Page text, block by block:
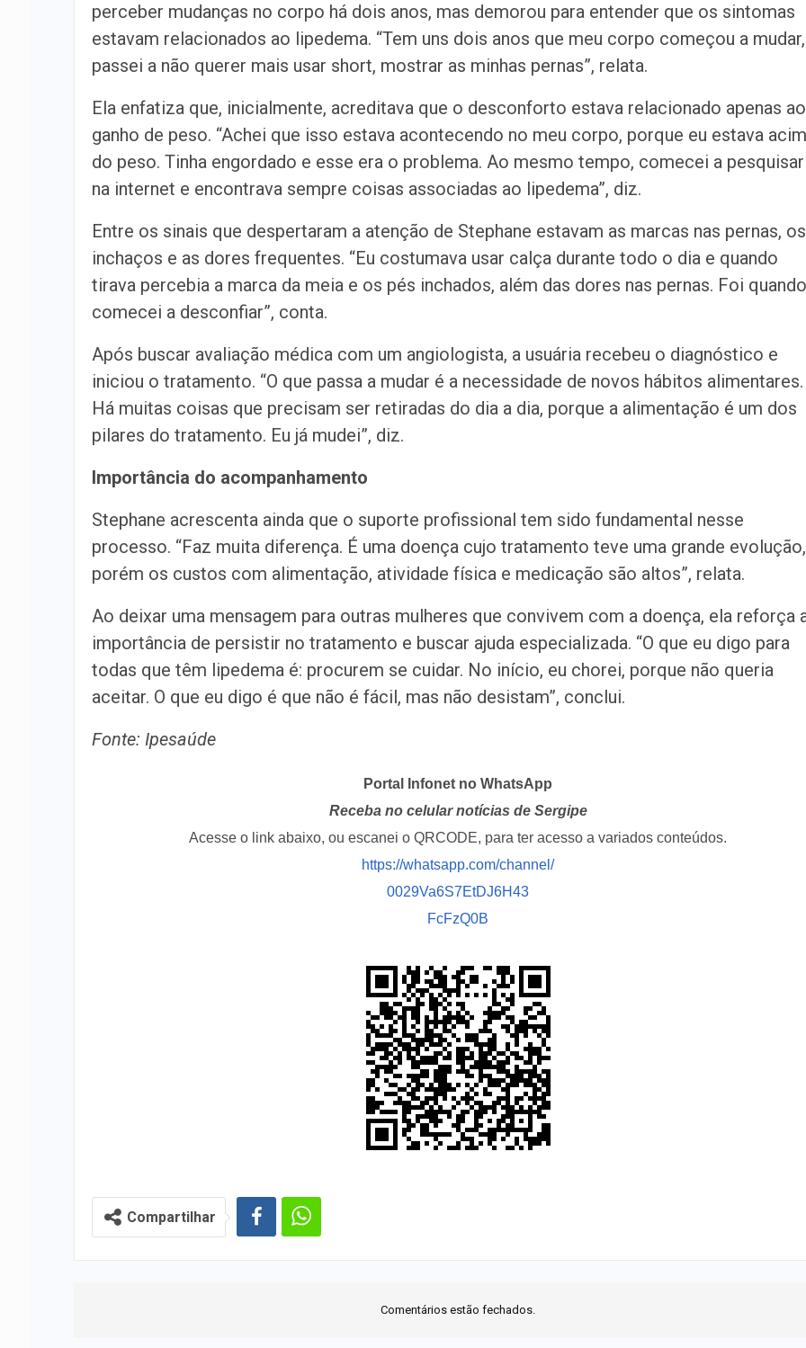
perceber mudanças no corpo há dois anos, mas demorou para entender que os sintomas
estavam relacionados ao lipedema. “Tem uns dois anos que meu corpo começou a
passei a não querer mais usar short, mostrar as minhas pernas”, relata.
Ela enfatiza que, inicialmente, acreditava que o desconforto estava relacionado apenas ao
ganho de peso. “Achei que isso estava acontecendo no meu corpo, porque eu estava
do peso. Tinha engordado e esse era o problema. Ao mesmo tempo, comecei a pesquisar
na internet e encontrava sempre coisas associadas ao lipedema”, diz.
Entre os sinais que despertaram a atenção de Stephane estavam as marcas nas pernas, os
inchaços e as dores frequentes. “Eu costumava usar calça durante todo o dia e quando
tirava percebia a marca da meia e os pés inchados, além das dores nas pernas. Foi quando
comecei a desconfiar”, conta.
Após buscar avaliação médica com um angiologista, a usuária recebeu o diagnóstico e
iniciou o tratamento. “O que passa a mudar é a necessidade de novos hábitos alimentares.
Há muitas coisas que precisam ser retiradas do dia a dia, porque a alimentação é um dos
pilares do tratamento. Eu já mudei”, diz.
Importância do acompanhamento
Stephane acrescenta ainda que o suporte profissional tem sido fundamental nesse
processo. “Faz muita diferença. É uma doença cujo tratamento teve uma grande evolução,
porém os custos com alimentação, atividade física e medicação são altos”, relata.
Ao deixar uma mensagem para outras mulheres que convivem com a doença, ela reforça
importância de persistir no tratamento e buscar ajuda especializada. “O que eu digo para
todas que têm lipedema é: procurem se cuidar. No início, eu chorei, porque não queria
aceitar. O que eu digo é que não é fácil, mas não desistam”, conclui.
Fonte: Ipesaúde
Portal Infonet no WhatsApp
Receba no celular notícias de Sergipe
Acesse o link abaixo, ou escanei o QRCODE, para ter acesso a variados conteúdos.
https://whatsapp.com/channel/
0029Va6S7EtDJ6H43
FcFzQ0B
Compartilhar
Comentários estão fechados.